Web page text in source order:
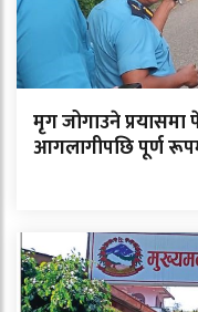
मृग जोगाउने प्रयासमा
आगलागीपछि पूर्ण